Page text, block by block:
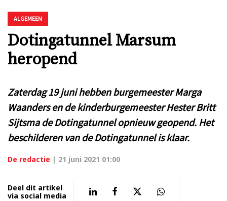
ALGEMEEN
Dotingatunnel Marsum
heropend
Zaterdag 19 juni hebben burgemeester Marga
Waanders en de kinderburgemeester Hester Britt
Sijtsma de Dotingatunnel opnieuw geopend. Het
beschilderen van de Dotingatunnel is klaar.
De redactie | 21 juni 2021 01:00
Deel dit artikel
via social media